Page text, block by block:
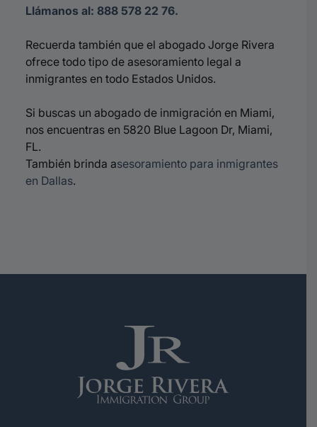
Llámanos al: 888 578 22 76.
Recuerda también que el abogado Jorge Rivera
ofrece todo tipo de asesoramiento legal a
inmigrantes en todo Estados Unidos.
Si buscas un abogado de inmigración en Miami,
nos encuentras en 5820 Blue Lagoon Dr, Miami,
FL.
También brinda asesoramiento para inmigrantes
en Dallas.